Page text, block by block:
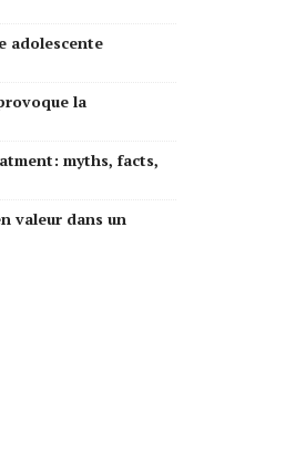
adolescente
la
myths, facts,
valeur dans un